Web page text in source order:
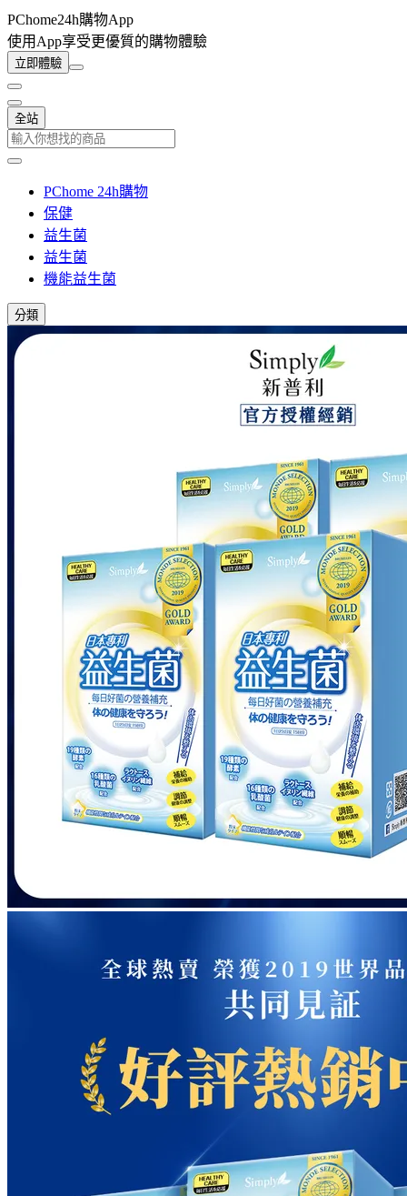
PChome24h購物App
使用App享受更優質的購物體驗
立即體驗
全站
PChome 24h購物
保健
益生菌
益生菌
機能益生菌
分類